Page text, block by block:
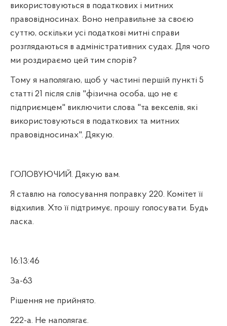
використовуються в податкових і митних
правовідносинах. Воно неправильне за своєю
суттю, оскільки усі податкові митні справи
розглядаються в адміністративних судах. Для чого
ми роздираємо цей тим спорів?
Тому я наполягаю, щоб у частині першій пункті 5
статті 21 після слів "фізична особа, що не є
підприємцем" виключити слова "та векселів, які
використовуються в податкових та митних
правовідносинах". Дякую.
ГОЛОВУЮЧИЙ. Дякую вам.
Я ставлю на голосування поправку 220. Комітет її
відхилив. Хто її підтримує, прошу голосувати. Будь
ласка.
16:13:46
За-63
Рішення не прийнято.
222-а. Не наполягає.